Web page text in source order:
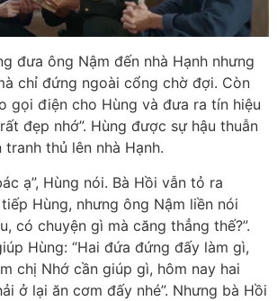
đưa ông Nậm đến nhà Hạnh nhưng
chỉ đứng ngoài cổng chờ đợi. Còn
gọi điện cho Hùng và đưa ra tín hiệu
đẹp nhớ”. Hùng được sự hậu thuẫn
thủ lên nhà Hạnh.
ạ”, Hùng nói. Bà Hồi vẫn tỏ ra
Hùng, nhưng ông Nậm liền nói
có chuyện gì mà căng thẳng thế?”.
Hùng: “Hai đứa đứng đấy làm gì,
chị Nhớ cần giúp gì, hôm nay hai
ở lại ăn cơm đấy nhé”. Nhưng bà Hồi